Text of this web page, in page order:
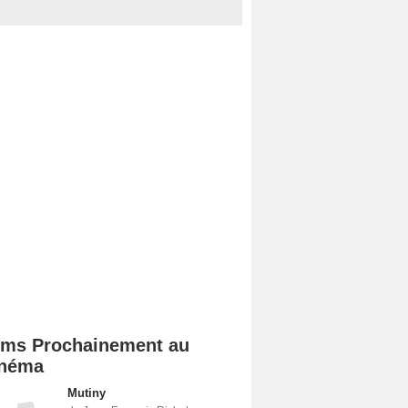
Prochainement au
Mutiny